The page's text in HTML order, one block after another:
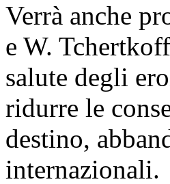
Verrà anche
e W.
salute degli
ridurre le
destino,
internazionali.